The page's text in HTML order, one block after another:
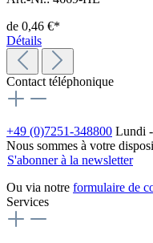
de 0,46 €*
Détails
Contact téléphonique
+49 (0)7251-348800 Lundi
Nous sommes à votre
S'abonner à la newsletter
Ou via notre formulaire de
Services